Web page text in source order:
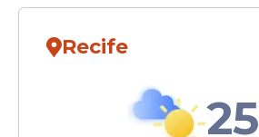
Recife
25